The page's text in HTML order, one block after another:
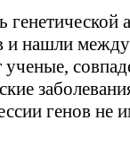
и нашли
генов не